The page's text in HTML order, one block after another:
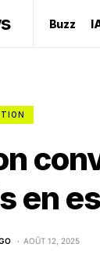
Buzz
en
AOÛT 12, 2025